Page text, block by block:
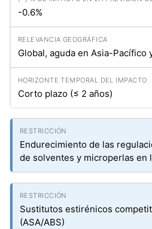
-0.6%
Global, aguda en Asia-Pacífico
Corto plazo (≤ 2 años)
Endurecimiento de las
de solventes y microperlas en
Sustitutos estirénicos
(ASA/ABS)